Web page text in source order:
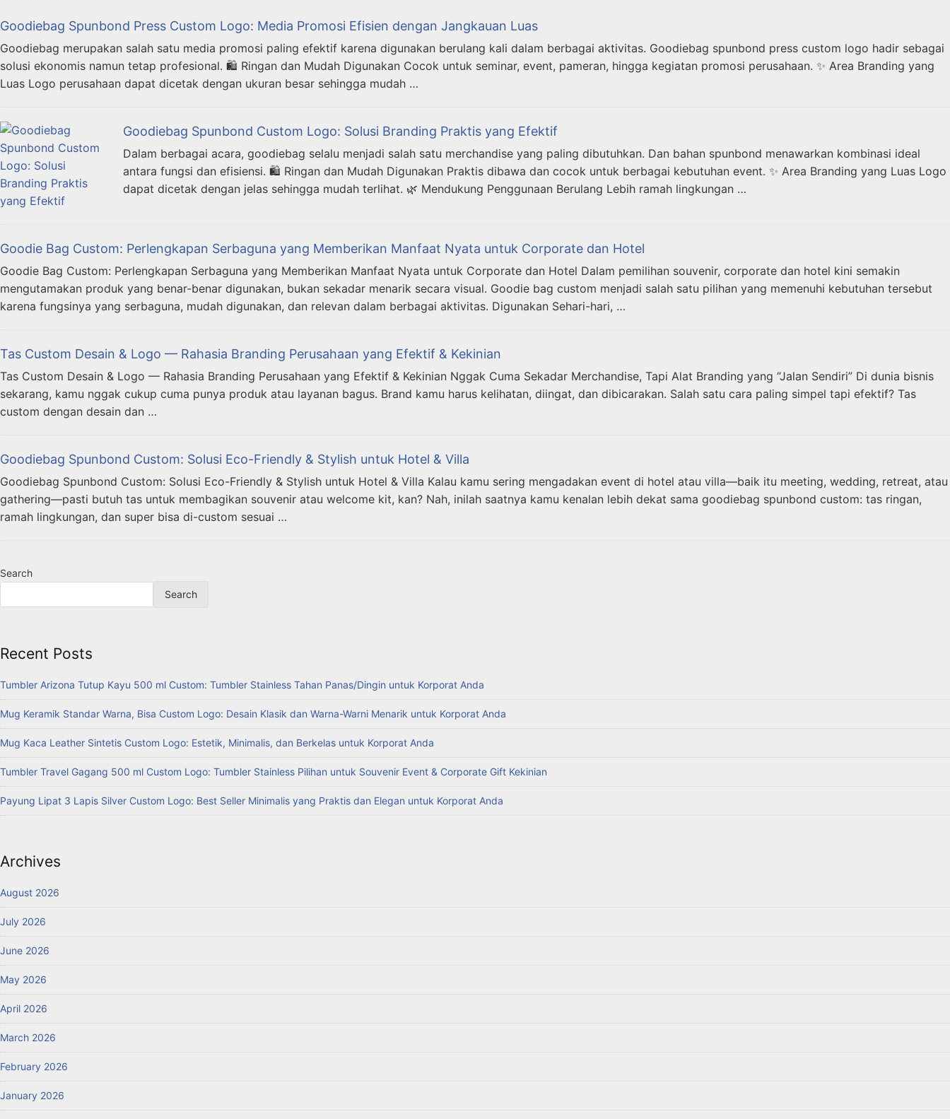
Goodiebag Spunbond Press Custom Logo: Media Promosi Efisien dengan Jangkauan Luas
Goodiebag merupakan salah satu media promosi paling efektif karena digunakan berulang kali dalam berbagai aktivitas. Goodiebag spunbond press custom logo hadir sebagai
solusi ekonomis namun tetap profesional. 🛍️ Ringan dan Mudah Digunakan Cocok untuk seminar, event, pameran, hingga kegiatan promosi perusahaan. ✨ Area Branding yang
Luas Logo perusahaan dapat dicetak dengan ukuran besar sehingga mudah …
Goodiebag Spunbond Custom Logo: Solusi Branding Praktis yang Efektif
Dalam berbagai acara, goodiebag selalu menjadi salah satu merchandise yang paling dibutuhkan. Dan bahan spunbond menawarkan kombinasi ideal
antara fungsi dan efisiensi. 🛍️ Ringan dan Mudah Digunakan Praktis dibawa dan cocok untuk berbagai kebutuhan event. ✨ Area Branding yang Luas Logo
dapat dicetak dengan jelas sehingga mudah terlihat. 🌿 Mendukung Penggunaan Berulang Lebih ramah lingkungan …
Goodie Bag Custom: Perlengkapan Serbaguna yang Memberikan Manfaat Nyata untuk Corporate dan Hotel
Goodie Bag Custom: Perlengkapan Serbaguna yang Memberikan Manfaat Nyata untuk Corporate dan Hotel Dalam pemilihan souvenir, corporate dan hotel kini semakin
mengutamakan produk yang benar-benar digunakan, bukan sekadar menarik secara visual. Goodie bag custom menjadi salah satu pilihan yang memenuhi kebutuhan tersebut
karena fungsinya yang serbaguna, mudah digunakan, dan relevan dalam berbagai aktivitas. Digunakan Sehari-hari, …
Tas Custom Desain & Logo — Rahasia Branding Perusahaan yang Efektif & Kekinian
Tas Custom Desain & Logo — Rahasia Branding Perusahaan yang Efektif & Kekinian Nggak Cuma Sekadar Merchandise, Tapi Alat Branding yang “Jalan Sendiri” Di dunia bisnis
sekarang, kamu nggak cukup cuma punya produk atau layanan bagus. Brand kamu harus kelihatan, diingat, dan dibicarakan. Salah satu cara paling simpel tapi efektif? Tas
custom dengan desain dan …
Goodiebag Spunbond Custom: Solusi Eco-Friendly & Stylish untuk Hotel & Villa
Goodiebag Spunbond Custom: Solusi Eco-Friendly & Stylish untuk Hotel & Villa Kalau kamu sering mengadakan event di hotel atau villa—baik itu meeting, wedding, retreat, atau
gathering—pasti butuh tas untuk membagikan souvenir atau welcome kit, kan? Nah, inilah saatnya kamu kenalan lebih dekat sama goodiebag spunbond custom: tas ringan,
ramah lingkungan, dan super bisa di-custom sesuai …
Search
Search
Recent Posts
Tumbler Arizona Tutup Kayu 500 ml Custom: Tumbler Stainless Tahan Panas/Dingin untuk Korporat Anda
Mug Keramik Standar Warna, Bisa Custom Logo: Desain Klasik dan Warna-Warni Menarik untuk Korporat Anda
Mug Kaca Leather Sintetis Custom Logo: Estetik, Minimalis, dan Berkelas untuk Korporat Anda
Tumbler Travel Gagang 500 ml Custom Logo: Tumbler Stainless Pilihan untuk Souvenir Event & Corporate Gift Kekinian
Payung Lipat 3 Lapis Silver Custom Logo: Best Seller Minimalis yang Praktis dan Elegan untuk Korporat Anda
Archives
August 2026
July 2026
June 2026
May 2026
April 2026
March 2026
February 2026
January 2026